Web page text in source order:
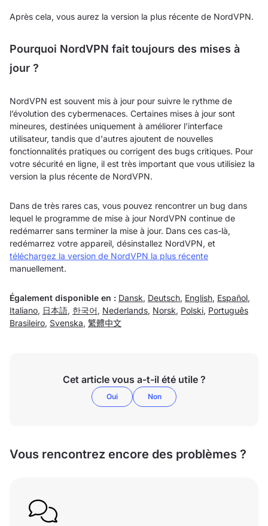
Après cela, vous aurez la version la plus récente de NordVPN.
Pourquoi NordVPN fait toujours des mises à
jour ?
NordVPN est souvent mis à jour pour suivre le rythme de
l’évolution des cybermenaces. Certaines mises à jour sont
mineures, destinées uniquement à améliorer l'interface
utilisateur, tandis que d'autres ajoutent de nouvelles
fonctionnalités pratiques ou corrigent des bugs critiques. Pour
votre sécurité en ligne, il est très important que vous utilisiez la
version la plus récente de NordVPN.
Dans de très rares cas, vous pouvez rencontrer un bug dans
lequel le programme de mise à jour NordVPN continue de
redémarrer sans terminer la mise à jour. Dans ces cas-là,
redémarrez votre appareil, désinstallez NordVPN, et
téléchargez la version de NordVPN la plus récente
manuellement.
Également disponible en : Dansk, Deutsch, English, Español,
Italiano, 日本語, 한국어 , Nederlands, Norsk, Polski, Português
Brasileiro, Svenska, 繁體中文
Cet article vous a-t-il été utile ?
Oui Non
Vous rencontrez encore des problèmes ?